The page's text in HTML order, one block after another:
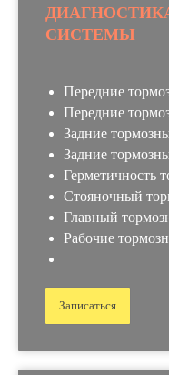
Ремонт авто
СИСТЕМЫ
Передние
Передние
Задние
Задние
Герметичность
Стояночный
Главный
Рабочие
Записаться